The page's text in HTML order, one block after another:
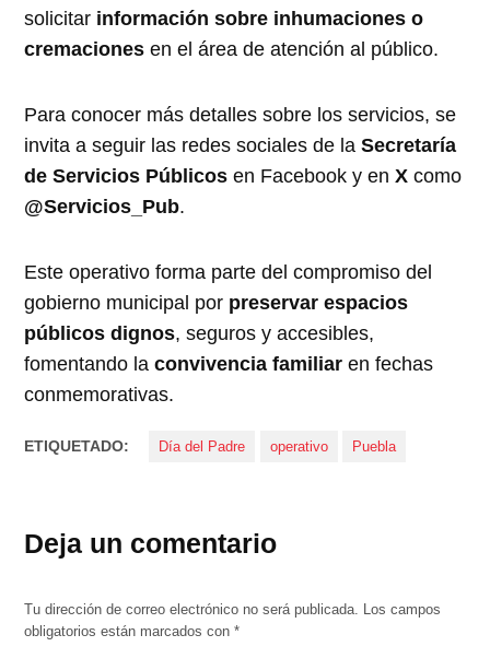
solicitar información sobre inhumaciones o
cremaciones en el área de atención al público.
Para conocer más detalles sobre los servicios, se
invita a seguir las redes sociales de laSecretaría
de Servicios Públicos en Facebook y enX como
@Servicios_Pub.
Este operativo forma parte del compromiso del
gobierno municipal por preservar espacios
públicos dignos, seguros y accesibles,
fomentando laconvivencia familiar en fechas
conmemorativas.
ETIQUETADO: Día del Padre operativo Puebla
Deja un comentario
Tu dirección de correo electrónico no será publicada.
Los campos
obligatorios están marcados con*